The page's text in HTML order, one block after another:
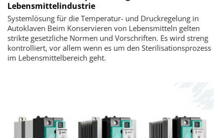
Lebensmittelindustrie
Systemlösung für die Temperatur- und Druckregelung in
Autoklaven­­ Beim Konservieren von Lebensmitteln gelten
strikte gesetzliche Normen und Vorschriften. Es wird streng
kontrolliert, vor allem wenn es um den Sterilisationsprozess
im Lebensmittelbereich geht.